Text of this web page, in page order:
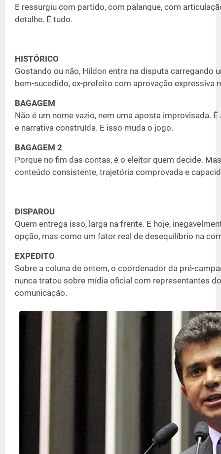
E ressurgiu com partido, com palanque, com
detalhe. É tudo.
HISTÓRICO
Gostando ou não, Hildon entra na disputa
bem-sucedido, ex-prefeito com aprovação expressiva
BAGAGEM
Não é um nome vazio, nem uma aposta improvisada.
e narrativa construída. E isso muda o jogo.
BAGAGEM 2
Porque no fim das contas, é o eleitor quem decide.
conteúdo consistente, trajetória comprovada e
DISPAROU
Quem entrega isso, larga na frente. E hoje,
opção, mas como um fator real de desequilíbrio na
EXPEDITO
Sobre a coluna de ontem, o coordenador da pré-
nunca tratou sobre mídia oficial com representantes
comunicação.